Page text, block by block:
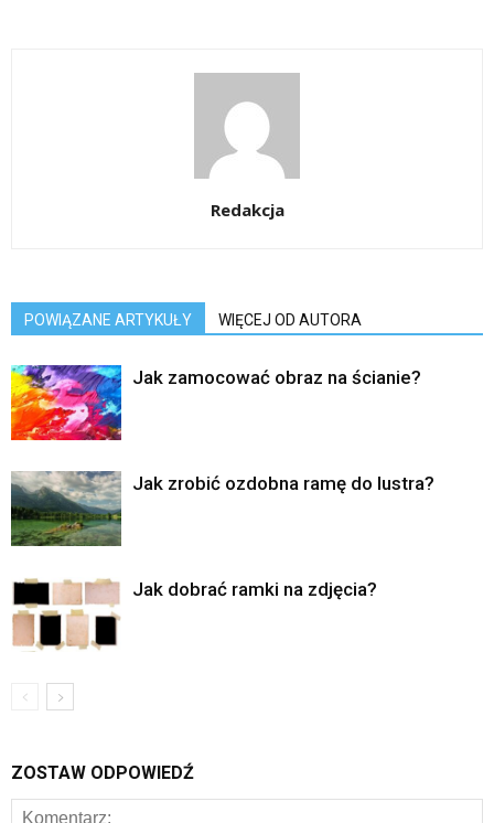
Redakcja
POWIĄZANE ARTYKUŁY WIĘCEJ OD AUTORA
Jak zamocować obraz na ścianie?
Jak zrobić ozdobna ramę do lustra?
Jak dobrać ramki na zdjęcia?
ZOSTAW ODPOWIEDŹ